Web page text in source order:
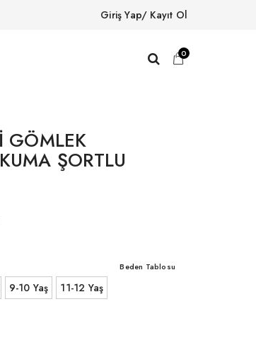
Giriş Yap/ Kayıt Ol
0
GÖMLEK
ŞORTLU
Beden Tablosu
9-10 Yaş 11-12 Yaş